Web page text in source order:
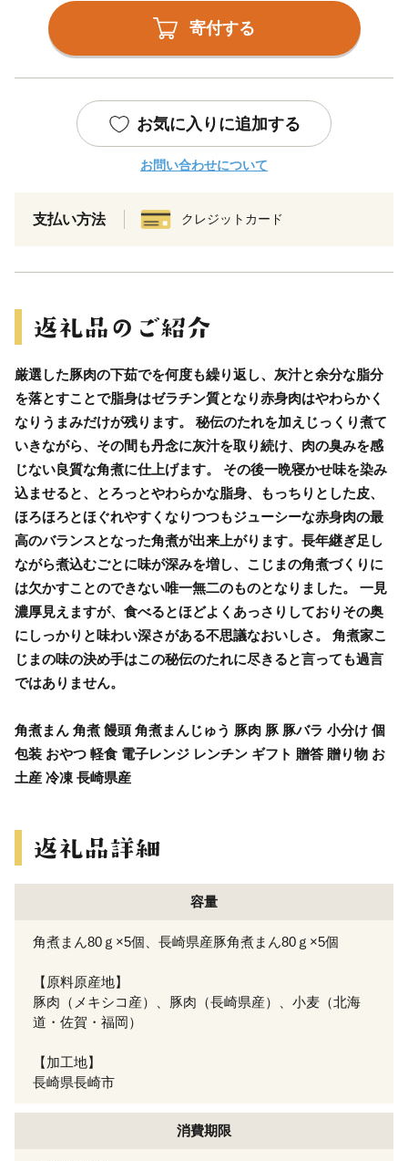
寄付する
お気に入りに追加する
お問い合わせについて
支払い方法 クレジットカード
厳選した豚肉の下茹でを何度も繰り返し、灰汁と余分な脂分
を落とすことで脂身はゼラチン質となり赤身肉はやわらかく
なりうまみだけが残ります。 秘伝のたれを加えじっくり煮て
いきながら、その間も丹念に灰汁を取り続け、肉の臭みを感
じない良質な角煮に仕上げます。 その後一晩寝かせ味を染み
込ませると、とろっとやわらかな脂身、もっちりとした皮、
ほろほろとほぐれやすくなりつつもジューシーな赤身肉の最
高のバランスとなった角煮が出来上がります。長年継ぎ足し
ながら煮込むごとに味が深みを増し、こじまの角煮づくりに
は欠かすことのできない唯一無二のものとなりました。 一見
濃厚見えますが、食べるとほどよくあっさりしておりその奥
にしっかりと味わい深さがある不思議なおいしさ。 角煮家こ
じまの味の決め手はこの秘伝のたれに尽きると言っても過言
ではありません。
角煮まん 角煮 饅頭 角煮まんじゅう 豚肉 豚 豚バラ 小分け 個
包装 おやつ 軽食 電子レンジ レンチン ギフト 贈答 贈り物 お
土産 冷凍 長崎県産
容量
角煮まん80ｇ×5個、長崎県産豚角煮まん80ｇ×5個
【原料原産地】
豚肉（メキシコ産）、豚肉（長崎県産）、小麦（北海
道・佐賀・福岡）
【加工地】
長崎県長崎市
消費期限